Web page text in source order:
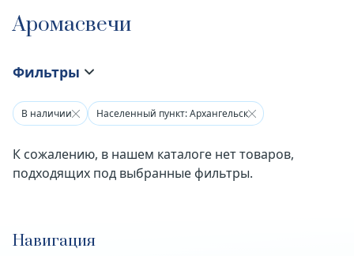
Аромасвечи
Фильтры
В наличии Населенный пункт: Архангельск
К сожалению, в нашем каталоге нет товаров,
подходящих под выбранные фильтры.
Навигация